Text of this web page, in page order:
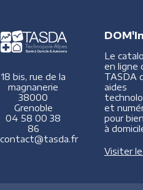
18 bis, rue de la
magnanerie
38000
Grenoble
04 58 00 38
86
contact@tasda.fr
Le
en ligne
TASDA
aides
et
pour
à
Visiter